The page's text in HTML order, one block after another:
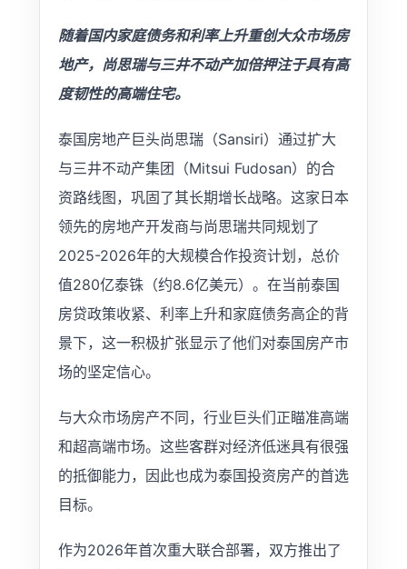
随着国内家庭债务和利率上升重创大众市场房
地产，尚思瑞与三井不动产加倍押注于具有高
度韧性的高端住宅。
泰国房地产巨头尚思瑞（Sansiri）通过扩大
与三井不动产集团（Mitsui Fudosan）的合
资路线图，巩固了其长期增长战略。这家日本
领先的房地产开发商与尚思瑞共同规划了
2025-2026年的大规模合作投资计划，总价
值280亿泰铢（约8.6亿美元）。在当前泰国
房贷政策收紧、利率上升和家庭债务高企的背
景下，这一积极扩张显示了他们对泰国房产市
场的坚定信心。
与大众市场房产不同，行业巨头们正瞄准高端
和超高端市场。这些客群对经济低迷具有很强
的抵御能力，因此也成为泰国投资房产的首选
目标。
作为2026年首次重大联合部署，双方推出了